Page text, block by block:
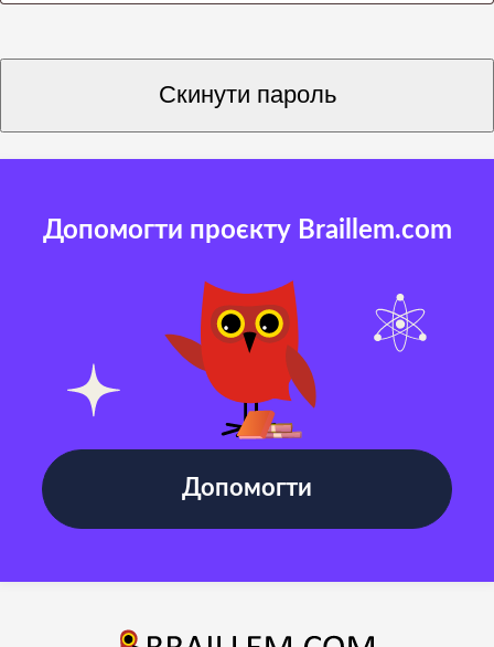
Скинути пароль
Допомогти проєкту Braillem.com
Допомогти